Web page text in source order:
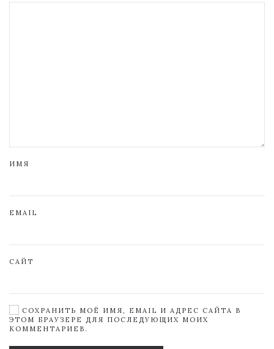
ИМЯ
EMAIL
САЙТ
СОХРАНИТЬ МОЁ ИМЯ, EMAIL И АДРЕС САЙТА В
ЭТОМ БРАУЗЕРЕ ДЛЯ ПОСЛЕДУЮЩИХ МОИХ
КОММЕНТАРИЕВ.